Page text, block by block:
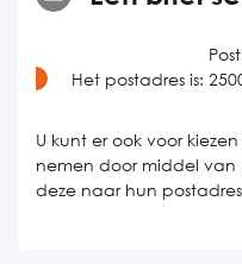
Het postadres is:
U kunt er ook voor
nemen door middel van
deze naar hun